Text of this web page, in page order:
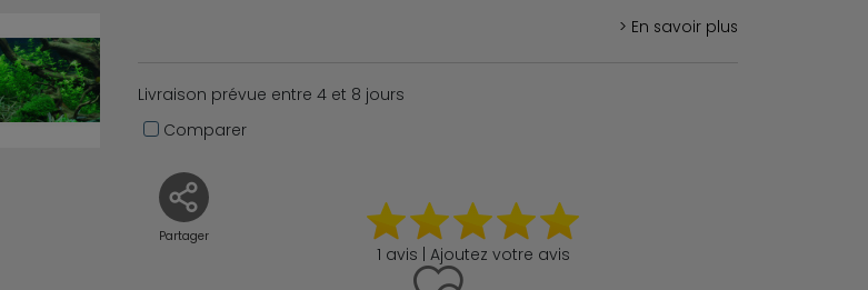
> En savoir plus
Livraison prévue entre 4 et 8 jours
Comparer
Partager
1 avis | Ajoutez votre avis